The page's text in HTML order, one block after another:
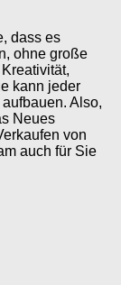
dass es
ohne große
kann jeder
Also,
Neues
von
auch für Sie